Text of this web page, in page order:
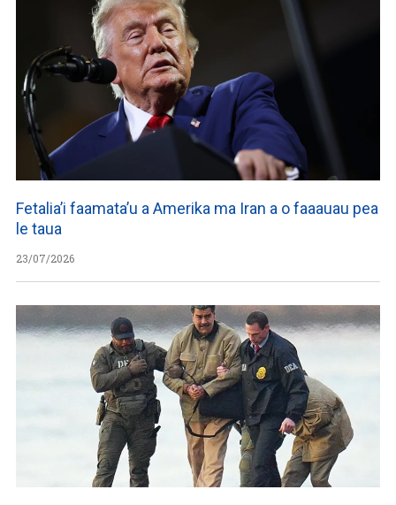
Fetalia’i faamata’u a Amerika ma Iran a o faaauau pea
le taua
23/07/2026